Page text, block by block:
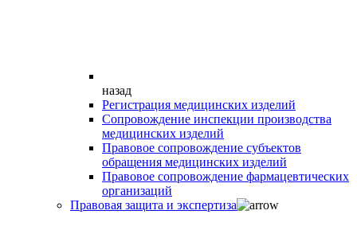
назад
Регистрация медицинских изделий
Сопровождение инспекции производства
медицинских изделий
Правовое сопровождение субъектов
обращения медицинских изделий
Правовое сопровождение фармацевтических
организаций
Правовая защита и экспертиза